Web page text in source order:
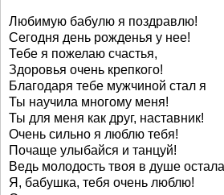
Любимую бабулю я поздравлю!
Сегодня день рожденья у нее!
Тебе я пожелаю счастья,
Здоровья очень крепкого!
Благодаря тебе мужчиной стал я
Ты научила многому меня!
Ты для меня как друг, наставник!
Очень сильно я люблю тебя!
Почаще улыбайся и танцуй!
Ведь молодость твоя в душе
Я, бабушка, тебя очень люблю!